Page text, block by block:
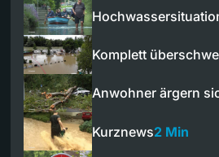
Komplett
Anwohner ärgern
Kurznews2 Min